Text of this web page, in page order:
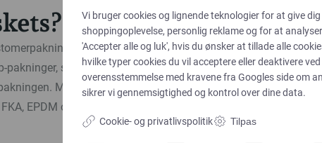
og et stålfilter.
pakninger, sidder sammen med et filter i
Materialet til tætningspakningen
EPDM og Silikone.
Vi bruger cookies og lignende teknologier for at give
shoppingoplevelse, personlig reklame og for at
'Accepter alle og luk', hvis du ønsker at tillade alle
hvilke typer cookies du vil acceptere eller deaktivere
overensstemmelse med kravene fra Googles side om
sikrer vi gennemsigtighed og kontrol over dine data.
Cookie- og privatlivspolitik Tilpas